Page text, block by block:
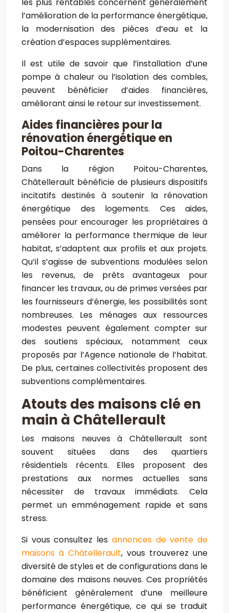
l’amélioration de la performance énergétique,
la modernisation des pièces d’eau et la
création d’espaces supplémentaires.
Il est utile de savoir que l’installation d’une
pompe à chaleur ou l’isolation des combles,
peuvent bénéficier d’aides financières,
améliorant ainsi le retour sur investissement.
Aides financières pour la
rénovation énergétique en
Poitou-Charentes
Dans la région Poitou-Charentes,
Châtellerault bénéficie de plusieurs dispositifs
incitatifs destinés à soutenir la rénovation
énergétique des logements. Ces aides,
pensées pour encourager les propriétaires à
améliorer la performance thermique de leur
habitat, s’adaptent aux profils et aux projets.
Qu’il s’agisse de subventions modulées selon
les revenus, de prêts avantageux pour
financer les travaux, ou de primes versées par
les fournisseurs d’énergie, les possibilités sont
nombreuses. Les ménages aux ressources
modestes peuvent également compter sur
des soutiens spéciaux, notamment ceux
proposés par l’Agence nationale de l’habitat.
De plus, certaines collectivités proposent des
subventions complémentaires.
Atouts des maisons clé en
main à Châtellerault
Les maisons neuves à Châtellerault sont
souvent situées dans des quartiers
résidentiels récents. Elles proposent des
prestations aux normes actuelles sans
nécessiter de travaux immédiats. Cela
permet un emménagement rapide et sans
stress.
Si vous consultez les annonces de vente de
maisons à Châtellerault, vous trouverez une
diversité de styles et de configurations dans le
domaine des maisons neuves. Ces propriétés
bénéficient généralement d’une meilleure
performance énergétique, ce qui se traduit